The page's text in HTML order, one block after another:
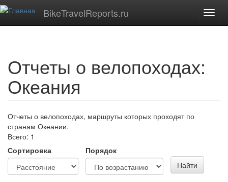
Перейти к основному содержанию
BikeTravelReports.ru
Отчеты о велопоходах:
Океания
Отчеты о велопоходах, маршруты которых проходят по
странам Океании.
Всего: 1
Сортировка
Порядок
Найти